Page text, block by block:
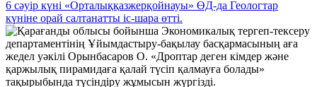
6 сәуір күні «Орталыққазжерқойнауы» ӨД-да Геологтар
күніне орай салтанатты іс-шара өтті.